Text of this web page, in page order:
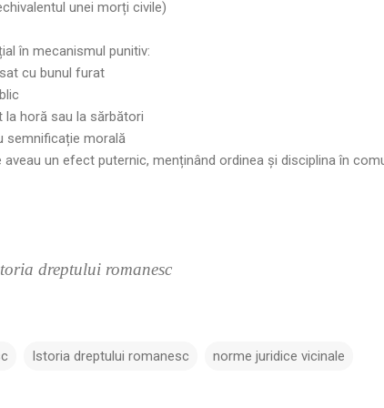
unei morți civile)
în mecanismul punitiv:
cu bunul furat
horă sau la sărbători
semnificație morală
un efect puternic, menținând ordinea și disciplina în
dreptului romanesc
Istoria dreptului romanesc norme juridice vicinale